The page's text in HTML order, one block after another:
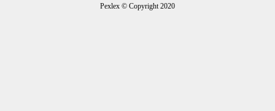
Pexlex © Copyright 2020